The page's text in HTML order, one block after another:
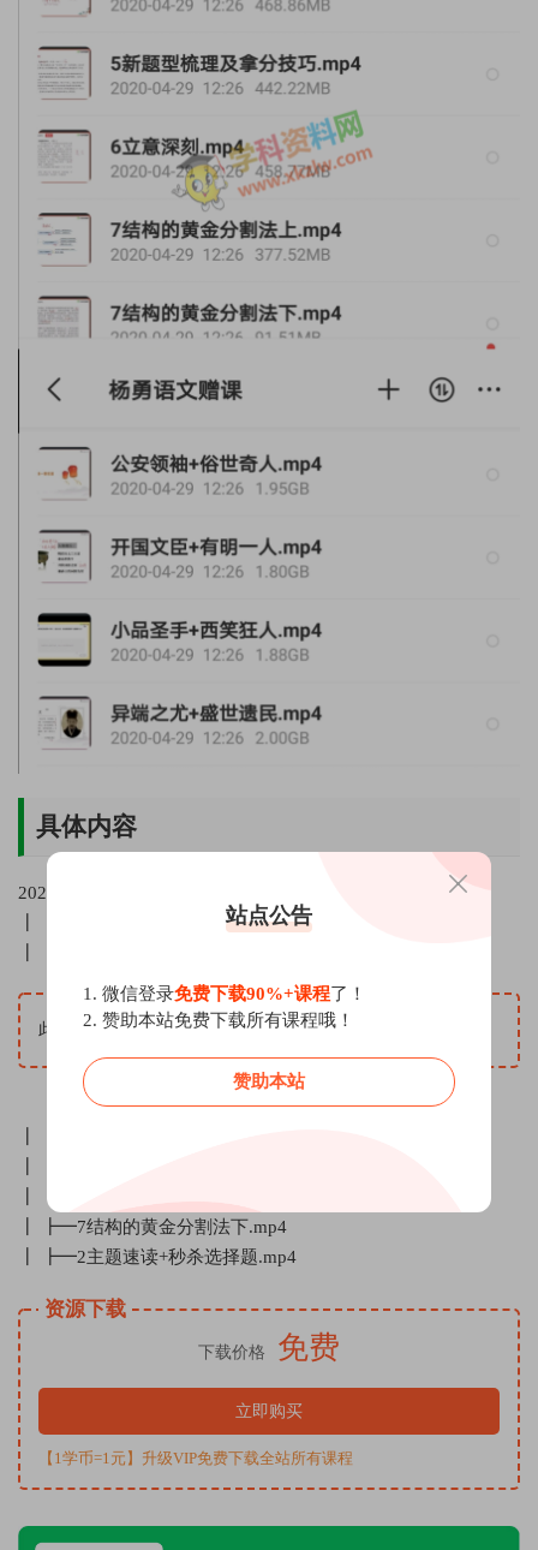
具体内容
2020杨勇语文二轮复习寒假班
┃ ┣━1秒杀文言文9分选择题.mp4
此内容仅限注册用户查看，请先 登录
┃ ┣━6立意深刻.mp4
┃ ┣━7结构的黄金分割法下.mp4
┃ ┣━2主题速读+秒杀选择题.mp4
资源下载
下载价格 免费
立即购买
【1学币=1元】升级VIP免费下载全站所有课程
站点公告
1. 微信登录免费下载90%+课程了！
2. 赞助本站免费下载所有课程哦！
赞助本站